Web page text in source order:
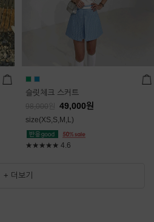
슬릿체크 스커트
98,000 49,000원
size(XS,S,M,L)
★★★★★ 4.6
+ 더보기